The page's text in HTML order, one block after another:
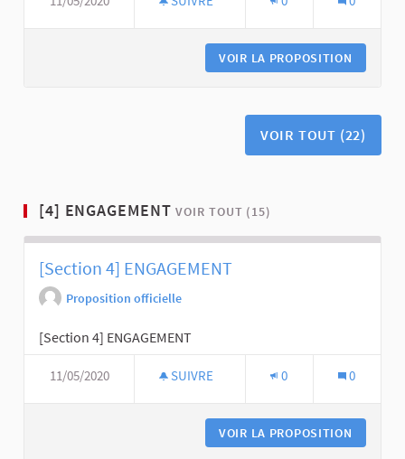
VOIR LA PROPOSITION
VOIR TOUT (22)
[4] ENGAGEMENTVOIR TOUT (15)
[Section 4] ENGAGEMENT
Proposition officielle
[Section 4] ENGAGEMENT
11/05/2020 SUIVRE 0 0
VOIR LA PROPOSITION